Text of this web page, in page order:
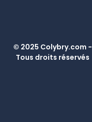
© 2025 Colybry.com -
Tous droits réservés